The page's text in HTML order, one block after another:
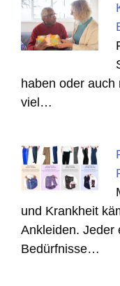
haben oder
viel…
und Krankheit
Ankleiden. Jeder
Bedürfnisse…